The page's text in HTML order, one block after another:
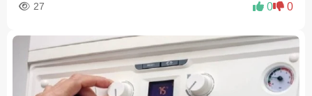
27 0 0